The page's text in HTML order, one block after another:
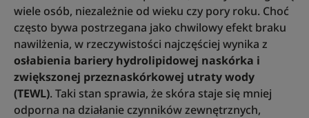
wiele osób, niezależnie od wieku czy pory roku. Choć
często bywa postrzegana jako chwilowy efekt braku
nawilżenia, w rzeczywistości najczęściej wynika z
osłabienia bariery hydrolipidowej naskórka i
zwiększonej przeznaskórkowej utraty wody
(TEWL). Taki stan sprawia, że skóra staje się mniej
odporna na działanie czynników zewnętrznych,